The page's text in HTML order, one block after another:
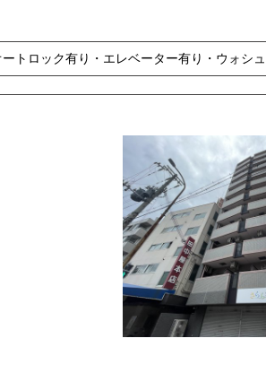
ロック有り・エレベーター有り・ウォシュ